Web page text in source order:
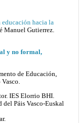
hacia la
Manuel Gutierrez.
y no formal,
de Educación,
IES Elorrio BHI.
Páis Vasco-Euskal